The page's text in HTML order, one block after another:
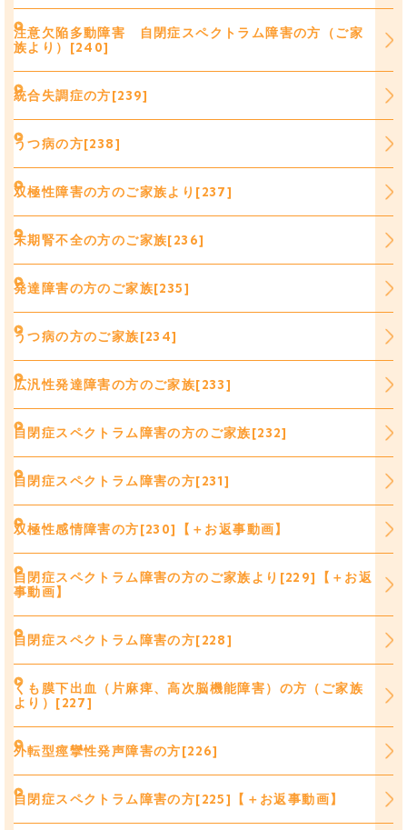
注意欠陥多動障害 自閉症スペクトラム障害の方（ご家
族より）[240]
統合失調症の方[239]
うつ病の方[238]
双極性障害の方のご家族より[237]
末期腎不全の方のご家族[236]
発達障害の方のご家族[235]
うつ病の方のご家族[234]
広汎性発達障害の方のご家族[233]
自閉症スペクトラム障害の方のご家族[232]
自閉症スペクトラム障害の方[231]
双極性感情障害の方[230]【＋お返事動画】
自閉症スペクトラム障害の方のご家族より[229]【＋お返
事動画】
自閉症スペクトラム障害の方[228]
くも膜下出血（片麻痺、高次脳機能障害）の方（ご家族
より）[227]
外転型痙攣性発声障害の方[226]
自閉症スペクトラム障害の方[225]【＋お返事動画】